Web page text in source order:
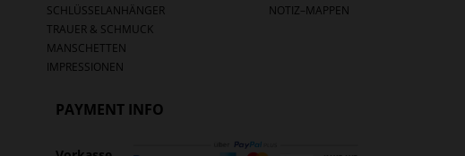
SCHLÜSSELANHÄNGER
TRAUER & SCHMUCK
MANSCHETTEN
IMPRESSIONEN
NOTIZ–MAPPEN
PAYMENT INFO